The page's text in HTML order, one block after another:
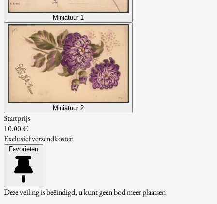
Miniatuur 1
Miniatuur 2
Startprijs
10.00 €
Exclusief verzendkosten
Favorieten
Deze veiling is beëindigd, u kunt geen bod meer plaatsen